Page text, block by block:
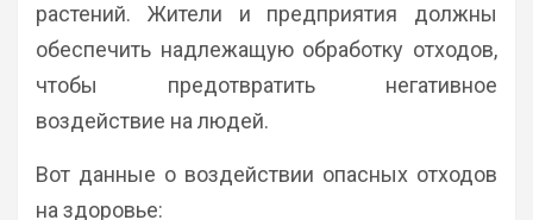
растений. Жители и предприятия должны
обеспечить надлежащую обработку отходов,
чтобы предотвратить негативное
воздействие на людей.
Вот данные о воздействии опасных отходов
на здоровье: